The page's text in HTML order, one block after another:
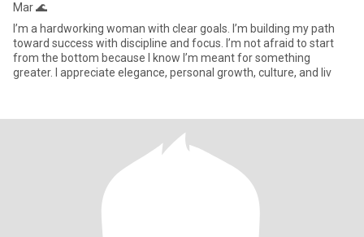
Mar 🌊
I’m a hardworking woman with clear goals. I’m building my path
toward success with discipline and focus. I’m not afraid to start
from the bottom because I know I’m meant for something
greater. I appreciate elegance, personal growth, culture, and liv